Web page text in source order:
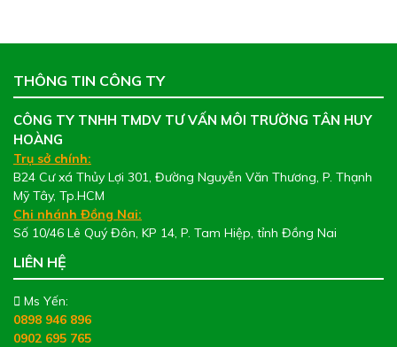
THÔNG TIN CÔNG TY
CÔNG TY TNHH TMDV TƯ VẤN MÔI TRƯỜNG TÂN HUY
HOÀNG
Trụ sở chính:
B24 Cư xá Thủy Lợi 301, Đường Nguyễn Văn Thương, P. Thạnh
Mỹ Tây, Tp.HCM
Chi nhánh Đồng Nai:
Số 10/46 Lê Quý Đôn, KP 14, P. Tam Hiệp, tỉnh Đồng Nai
LIÊN HỆ
Ms Yến:
0898 946 896
0902 695 765